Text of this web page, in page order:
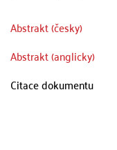
Abstrakt (česky)
Abstrakt (anglicky)
Citace dokumentu